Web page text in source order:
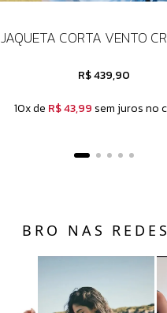
JAQUETA CORTA VENTO
R$ 439,90
10x de R$ 43,99 sem juros no
BRO NAS REDES